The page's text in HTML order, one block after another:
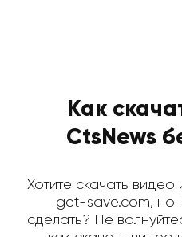
Как
CtsNews
Хотите скачать видео
get-save.com, но
сделать? Не